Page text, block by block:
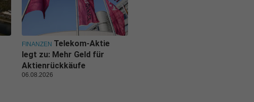
FINANZEN Telekom-Aktie
legt zu: Mehr Geld für
Aktienrückkäufe
06.08.2026